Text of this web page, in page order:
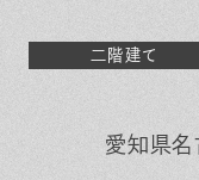
二階建て
愛知県
オーダーメイドの
住まいの特性
施工実績
イベントを探す
Topics
イベント
会社概要
Contact